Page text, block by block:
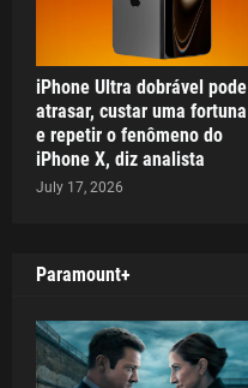
iPhone Ultra dobrável pode
atrasar, custar uma fortuna
e repetir o fenômeno do
iPhone X, diz analista
July 17, 2026
Paramount+